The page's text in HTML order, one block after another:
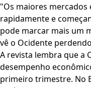
"Os maiores
rapidamente e
pode marcar mais um
vê o Ocidente
A revista lembra que a
desempenho
primeiro trimestre. No